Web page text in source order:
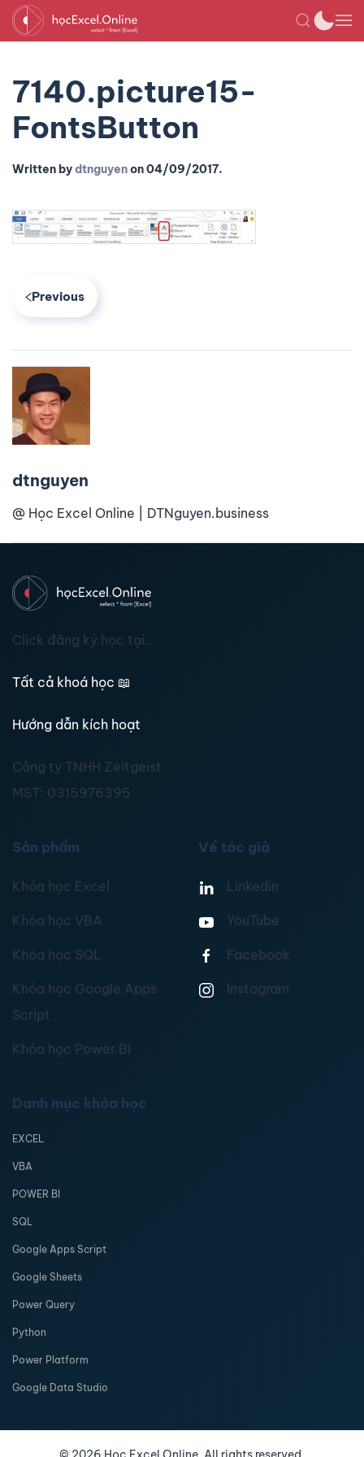
7140.picture15-
FontsButton
Written bydtnguyenon04/09/2017.
Previous
dtnguyen
@ Học Excel Online | DTNguyen.business
Click đăng ký học tại:
Tất cả khoá học 📖
Hướng dẫn kích hoạt
Công ty TNHH Zeitgeist
MST: 0315976395
Sản phẩm
Khóa học Excel
Khóa học VBA
Khóa học SQL
Khóa học Google Apps
Script
Khóa học Power BI
Về tác giả
Linkedin
YouTube
Facebook
Instagram
Danh mục khóa học
EXCEL
VBA
POWER BI
SQL
Google Apps Script
Google Sheets
Power Query
Python
Power Platform
Google Data Studio